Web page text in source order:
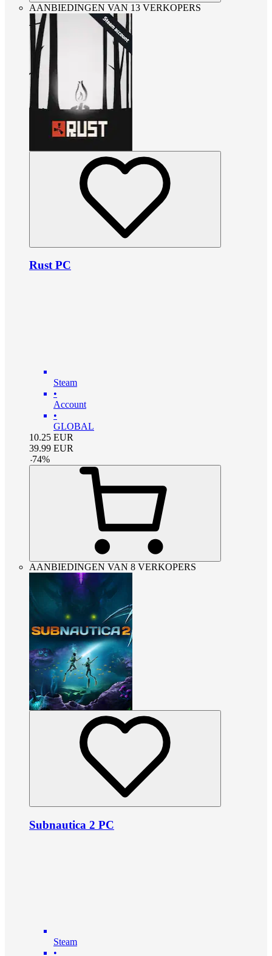
AANBIEDINGEN VAN 13 VERKOPERS
Rust PC
Steam
•
Account
•
GLOBAL
10.25 EUR
39.99 EUR
-74%
AANBIEDINGEN VAN 8 VERKOPERS
Subnautica 2 PC
Steam
•